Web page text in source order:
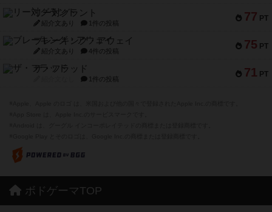
77 PT
リー対グラント
紹介文あり 1件の投稿
75 PT
ブレーキング・アウェイ
紹介文あり 4件の投稿
71 PT
ザ・フラッド
1件の投稿
ボドゲーマTOP